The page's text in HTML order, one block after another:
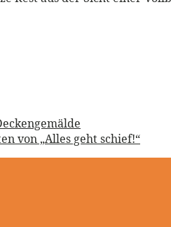
von „Alles geht schief!“